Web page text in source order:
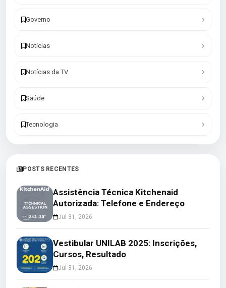
Governo
Notícias
Notícias da TV
Saúde
Tecnologia
POSTS RECENTES
Assistência Técnica Kitchenaid
Autorizada: Telefone e Endereço
Jul 31, 2026
Vestibular UNILAB 2025: Inscrições,
Cursos, Resultado
Jul 31, 2026